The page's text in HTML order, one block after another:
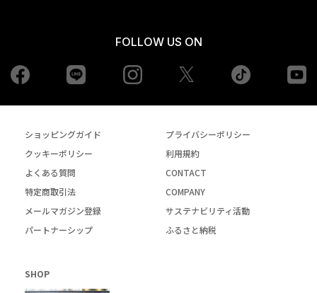
FOLLOW US ON
Facebook Instagram tiktok
ショッピングガイド
プライバシーポリシー
クッキーポリシー
利用規約
よくある質問
CONTACT
特定商取引法
COMPANY
メールマガジン登録
サステナビリティ活動
パートナーシップ
ふるさと納税
SHOP